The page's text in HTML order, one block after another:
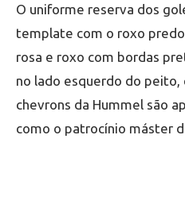
O uniforme reserva dos
template com o roxo
rosa e roxo com bordas
no lado esquerdo do peito,
chevrons da Hummel são
como o patrocínio máster